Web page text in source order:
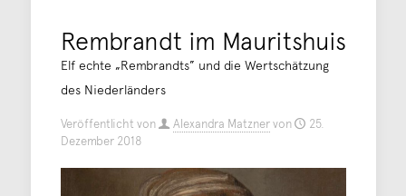
Rembrandt im Mauritshuis
Elf echte „Rembrandts” und die Wertschätzung
des Niederländers
Veröffentlicht von Alexandra Matznervon
25.
Dezember 2018